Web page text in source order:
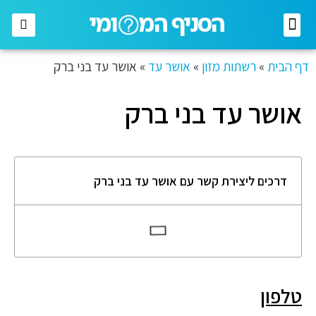
דף הבית » רשתות מזון » אושר עד » אושר עד בני ברק
אושר עד בני ברק
דרכים ליצירת קשר עם אושר עד בני ברק
טלפון